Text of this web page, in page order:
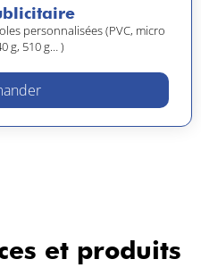
personnalisées (PVC, micro
g, 510 g… )
et produits